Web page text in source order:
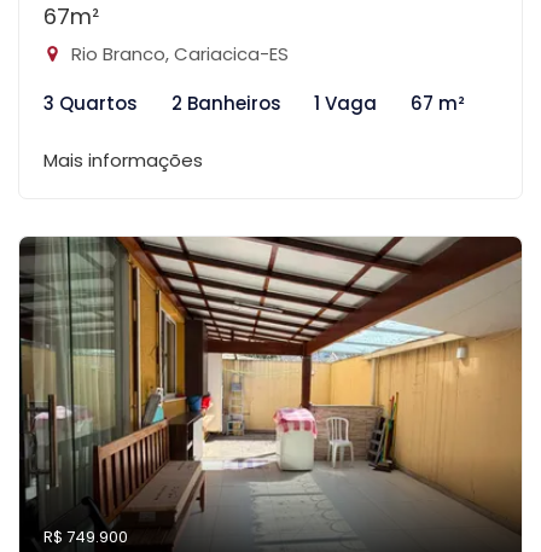
67m²
Rio Branco, Cariacica-ES
3 Quartos
2 Banheiros 1 Vaga 67 m²
Mais informações
R$ 749.900